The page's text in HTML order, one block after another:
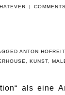
|
ANTON
,KUNST,
als eine